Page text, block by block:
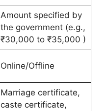
Amount specified by
the government (e.g.,
₹30,000 to ₹35,000 )
Online/Offline
Marriage certificate,
caste certificate,